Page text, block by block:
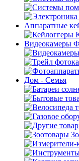
Аппаратные
Видеокамеры
Дом - Семья